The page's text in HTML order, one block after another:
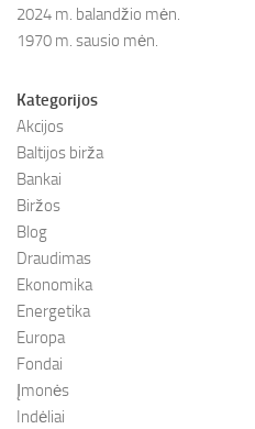
2024 m. balandžio mėn.
1970 m. sausio mėn.
Kategorijos
Akcijos
Baltijos birža
Bankai
Biržos
Blog
Draudimas
Ekonomika
Energetika
Europa
Fondai
Įmonės
Indėliai